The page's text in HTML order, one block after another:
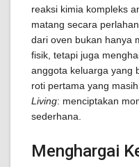
reaksi kimia kompleks
matang secara
dari oven bukan hanya
fisik, tetapi juga
anggota keluarga yang
roti pertama yang
Living: menciptakan
sederhana.
Menghargai